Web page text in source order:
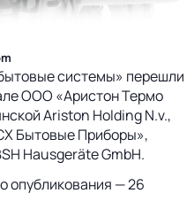
системы» перешли
ООО «Аристон Термо
Ariston Holding N.v.,
Бытовые Приборы»,
Hausgeräte GmbH.
опубликования — 26